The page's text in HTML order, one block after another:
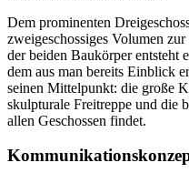
Dem prominenten
zweigeschossiges Volumen
der beiden Baukörper entsteht
dem aus man bereits Einblick
seinen Mittelpunkt: die große
skulpturale Freitreppe und die
allen Geschossen findet.